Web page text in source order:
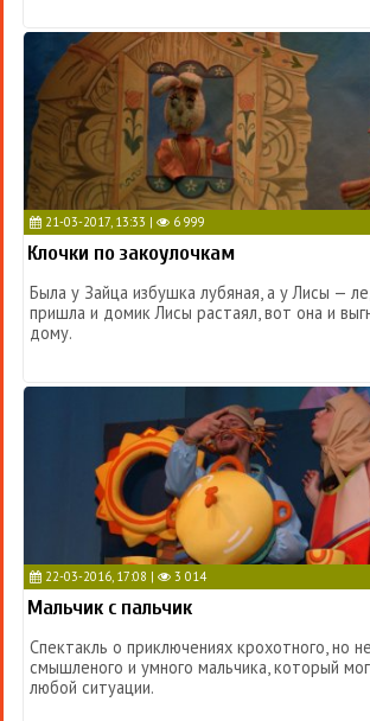
21-03-2017, 13:33 | 6 999
Клочки по закоулочкам
Была у Зайца избушка лубяная, а у Лисы —
пришла и домик Лисы растаял, вот она и
дому.
22-03-2016, 17:08 | 3 014
Мальчик с пальчик
Спектакль о приключениях крохотного, но
смышленого и умного мальчика, который
любой ситуации.